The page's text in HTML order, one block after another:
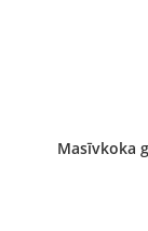
Masīvkoka